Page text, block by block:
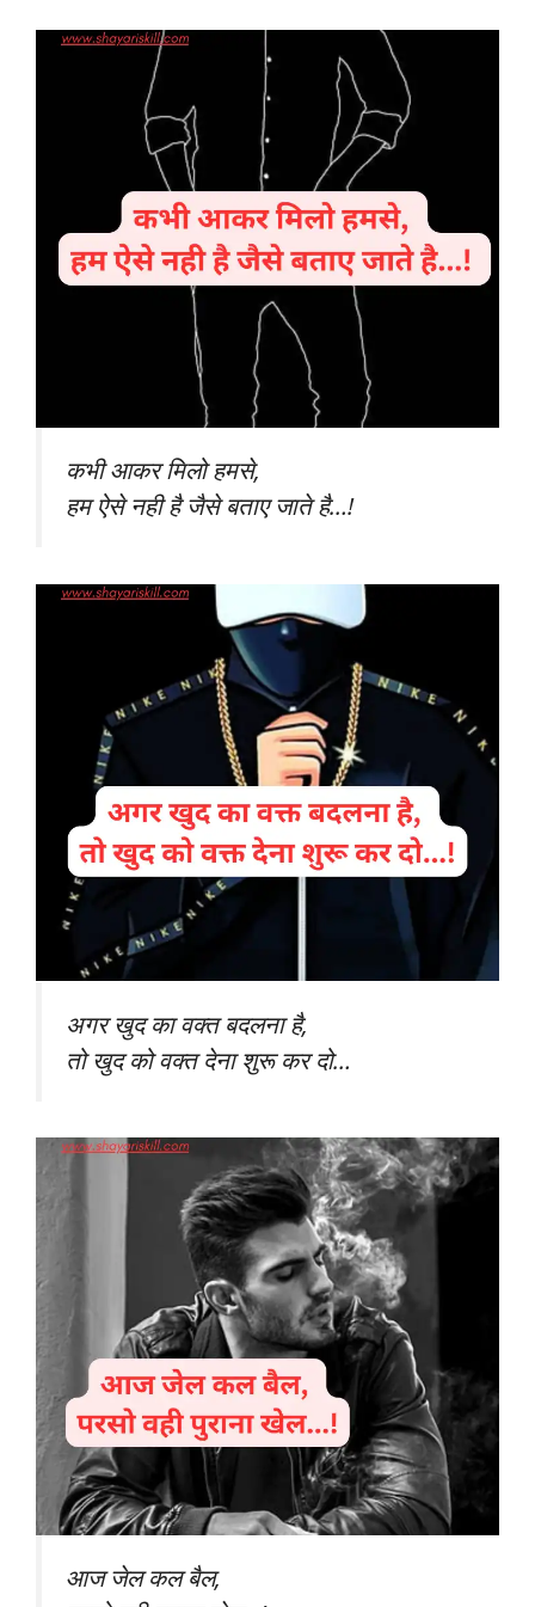
कभी आकर मिलो हमसे,
हम ऐसे नही है जैसे बताए जाते है…!
अगर खुद का वक्त बदलना है,
तो खुद को वक्त देना शुरू कर दो…
आज जेल कल बैल,